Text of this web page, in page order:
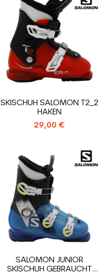
SKISCHUH SALOMON T2_2
HAKEN
29,00 €
SALOMON JUNIOR
SKISCHUH GEBRAUCHT